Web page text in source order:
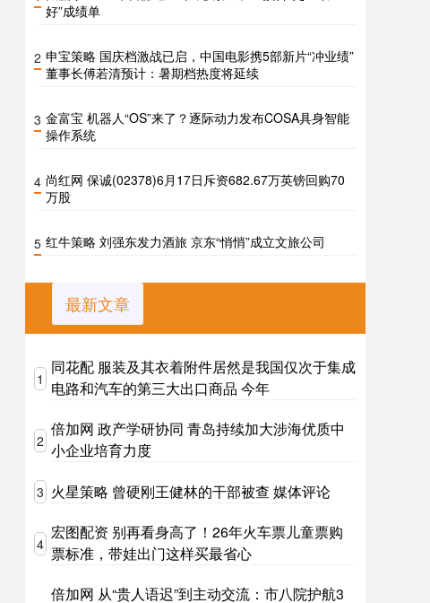
好”成绩单
2 申宝策略 国庆档激战已启，中国电影携5部新片“冲业绩”
董事长傅若清预计：暑期档热度将延续
3 金富宝 机器人“OS”来了？逐际动力发布COSA具身智能
操作系统
4 尚红网 保诚(02378)6月17日斥资682.67万英镑回购70
万股
5 红牛策略 刘强东发力酒旅 京东“悄悄”成立文旅公司
最新文章
1
同花配 服装及其衣着附件居然是我国仅次于集成
电路和汽车的第三大出口商品 今年
2
倍加网 政产学研协同 青岛持续加大涉海优质中
小企业培育力度
3 火星策略 曾硬刚王健林的干部被查 媒体评论
4
宏图配资 别再看身高了！26年火车票儿童票购
票标准，带娃出门这样买最省心
倍加网 从“贵人语迟”到主动交流：市八院护航3